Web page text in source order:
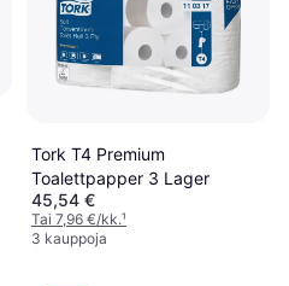
Tork T4 Premium
Toalettpapper 3 Lager
45,54 €
Tai 7,96 €/kk.¹
3 kauppoja